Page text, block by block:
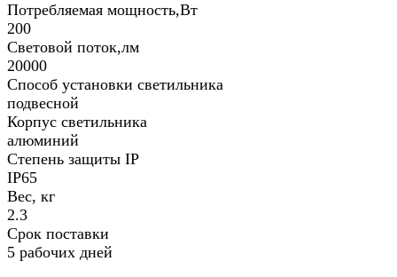
Потребляемая мощность,Вт
200
Световой поток,лм
20000
Способ установки светильника
подвесной
Корпус светильника
алюминий
Степень защиты IP
IP65
Вес, кг
2.3
Срок поставки
5 рабочих дней